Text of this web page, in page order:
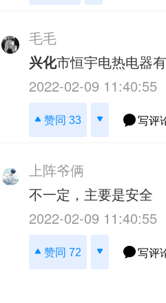
毛毛
兴化市恒宇电热电器
2022-02-09 11:40:55
赞同 33 写评
上阵爷俩
不一定，主要是安全
2022-02-09 11:40:55
赞同 72 写评